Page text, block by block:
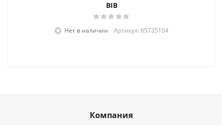
BIB
Нет в наличии Артикул: 65725104
Компания